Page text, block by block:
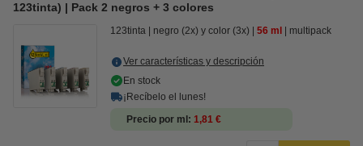
123tinta) | Pack 2 negros + 3 colores
123tinta negro (2x) y color (3x) 56 ml multipack
Ver características y descripción
En stock
¡Recíbelo el lunes!
Precio por ml
1,81 €